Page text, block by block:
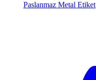
Paslanmaz Metal Etiket